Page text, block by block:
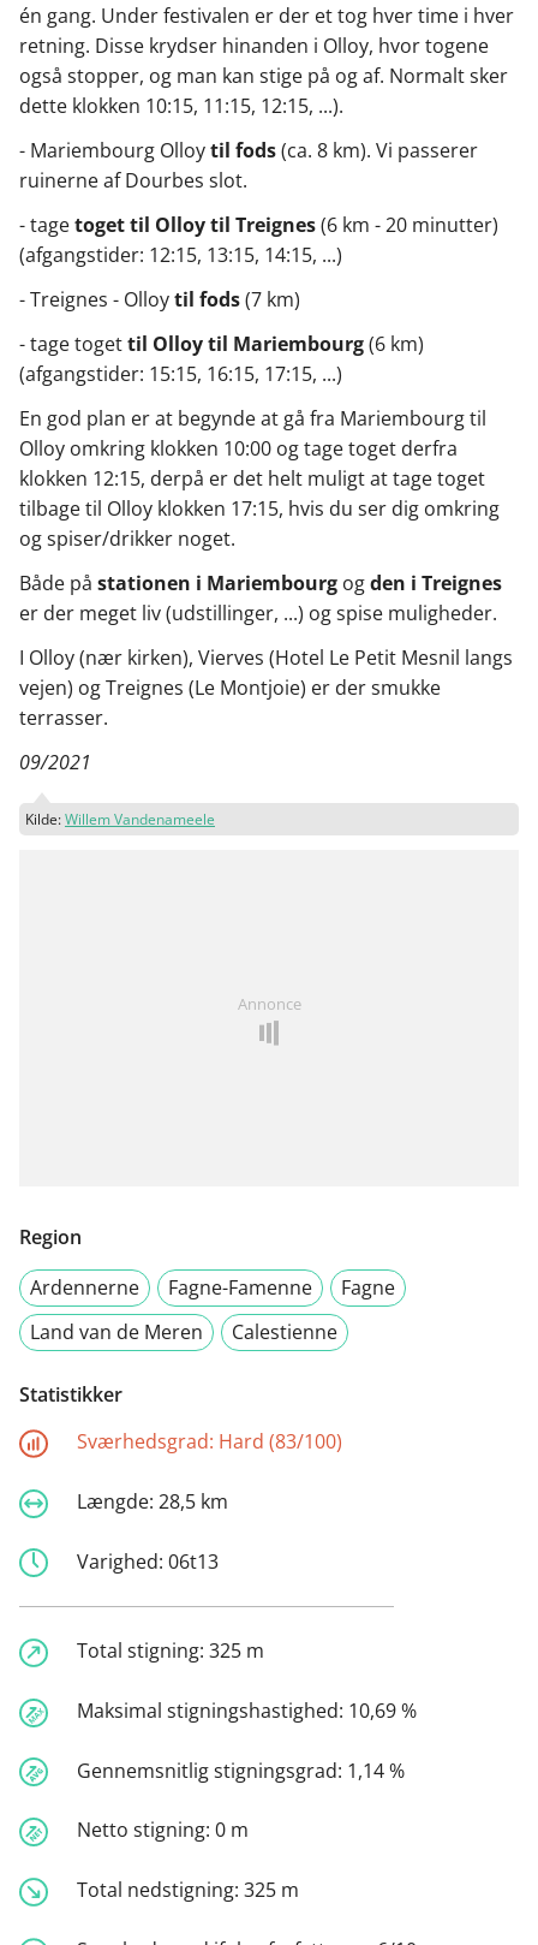
én gang. Under festivalen er der et tog hver time i hver
retning. Disse krydser hinanden i Olloy, hvor togene
også stopper, og man kan stige på og af. Normalt sker
dette klokken 10:15, 11:15, 12:15, ...).
- Mariembourg Olloytil fods(ca. 8 km). Vi passerer
ruinerne af Dourbes slot.
- tagetoget til Olloy til Treignes(6 km - 20 minutter)
(afgangstider: 12:15, 13:15, 14:15, ...)
- Treignes - Olloytil fods(7 km)
- tage togettil Olloy til Mariembourg(6 km)
(afgangstider: 15:15, 16:15, 17:15, ...)
En god plan er at begynde at gå fra Mariembourg til
Olloy omkring klokken 10:00 og tage toget derfra
klokken 12:15, derpå er det helt muligt at tage toget
tilbage til Olloy klokken 17:15, hvis du ser dig omkring
og spiser/drikker noget.
Både på stationen i Mariembourg ogden i Treignes
er der meget liv (udstillinger, ...) og spise muligheder.
I Olloy (nær kirken), Vierves (Hotel Le Petit Mesnil langs
vejen) og Treignes (Le Montjoie) er der smukke
terrasser.
09/2021
Kilde:Willem Vandenameele
Annonce
Region
Ardennerne
Fagne-Famenne
Fagne
Land van de Meren
Calestienne
Statistikker
Sværhedsgrad: Hard (83/100)
Længde: 28,5 km
Varighed: 06t13
Total stigning: 325 m
Maksimal stigningshastighed: 10,69 %
Gennemsnitlig stigningsgrad: 1,14 %
Netto stigning: 0 m
Total nedstigning: 325 m